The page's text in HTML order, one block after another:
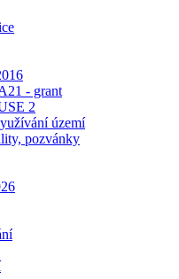
- grant
2
území
pozvánky